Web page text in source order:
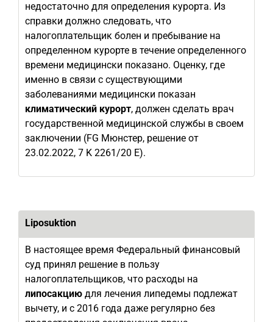
недостаточно для определения курорта. Из
справки должно следовать, что
налогоплательщик болен и пребывание на
определенном курорте в течение определенного
времени медицински показано. Оценку, где
именно в связи с существующими
заболеваниями медицински показан
климатический курорт, должен сделать врач
государственной медицинской службы в своем
заключении (FG Мюнстер, решение от
23.02.2022, 7 K 2261/20 E).
Liposuktion
В настоящее время Федеральный финансовый
суд принял решение в пользу
налогоплательщиков, что расходы на
липосакцию для лечения липедемы подлежат
вычету, и с 2016 года даже регулярно без